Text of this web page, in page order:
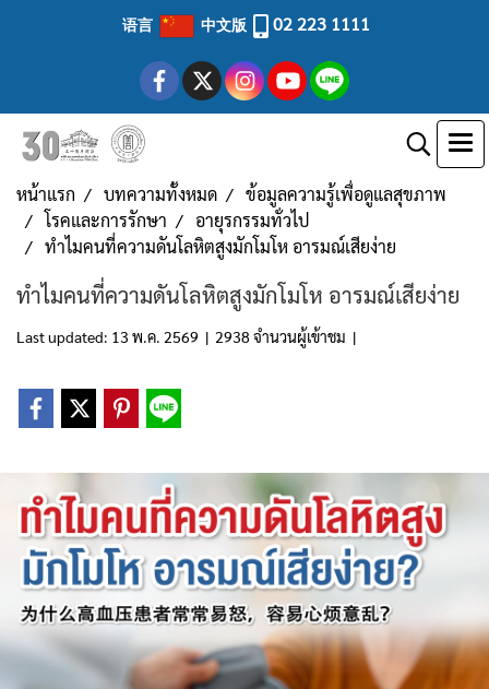
语言 中文版 02 223 1111
หน้าแรก บทความทั้งหมด
ข้อมูลความรู้เพื่อดูแลสุขภาพ
โรคและการรักษา
อายุรกรรมทั่วไป
ทำไมคนที่ความดันโลหิตสูงมักโมโห อารมณ์เสียง่าย
ทำไมคนที่ความดันโลหิตสูงมักโมโห อารมณ์เสียง่าย
Last updated: 13 พ.ค. 2569 | 2938 จำนวนผู้เข้าชม |